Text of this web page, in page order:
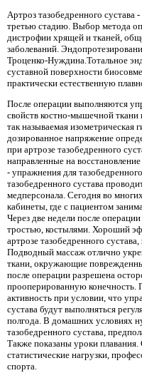
Артроз тазобедренного сустава
третью стадию. Выбор метода
дистрофии хрящей и тканей,
заболеваний.
Троценко-Нуждина.Тотальное
суставной поверхности
практически естественную
После операции выполняются
свойств костно-мышечной ткани
так называемая изометрическая
дозированное напряжение
при артрозе тазобедренного
направленные на
- упражнения для
тазобедренного сустава
медперсонала. Сегодня во
кабинеты, где с пациентом
Через две недели после
тростью, костылями. Хороший
артрозе тазобедренного
Подводный массаж отлично
ткани, окружающие
после операции разрешена
прооперированную конечность.
активность при условии, что
сустава будут выполняться
полгода. В домашних условиях
тазобедренного сустава,
Также показаны уроки
статистические нагрузки,
спорта.